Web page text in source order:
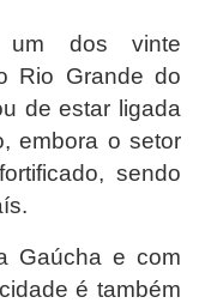
um dos vinte
Rio Grande do
de estar ligada
embora o setor
sendo
Gaúcha e com
é também